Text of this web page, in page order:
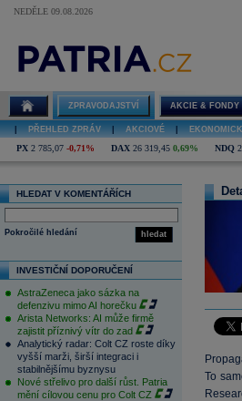
NEDĚLE 09.08.2026
ZPRAVODAJSTVÍ AKCIE & FONDY
PŘEHLED ZPRÁV AKCIOVÉ
PX 2 785,07 -0,71% DAX 26 319,45 0,69% NDQ
HLEDAT V KOMENTÁŘÍCH
hledat
Pokročilé hledání
INVESTIČNÍ DOPORUČENÍ
AstraZeneca jako sázka na
defenzivu mimo AI horečku
Arista Networks: AI může firmě
zajistit příznivý vítr do zad
Analytický radar: Colt CZ roste díky
vyšší marži, širší integraci i
stabilnějšímu byznysu
Nové střelivo pro další růst. Patria
mění cílovou cenu pro Colt CZ
To